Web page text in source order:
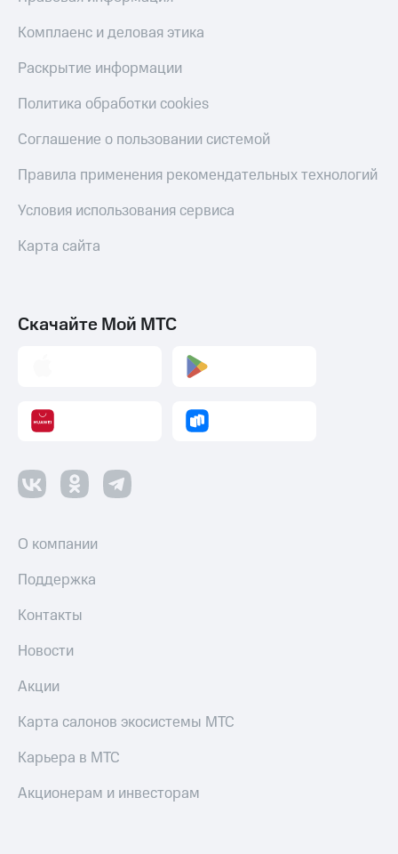
Комплаенс и деловая этика
Раскрытие информации
Политика обработки cookies
Соглашение о пользовании системой
Правила применения рекомендательных технологий
Условия использования сервиса
Карта сайта
Скачайте Мой МТС
О компании
Поддержка
Контакты
Новости
Акции
Карта салонов экосистемы МТС
Карьера в МТС
Акционерам и инвесторам